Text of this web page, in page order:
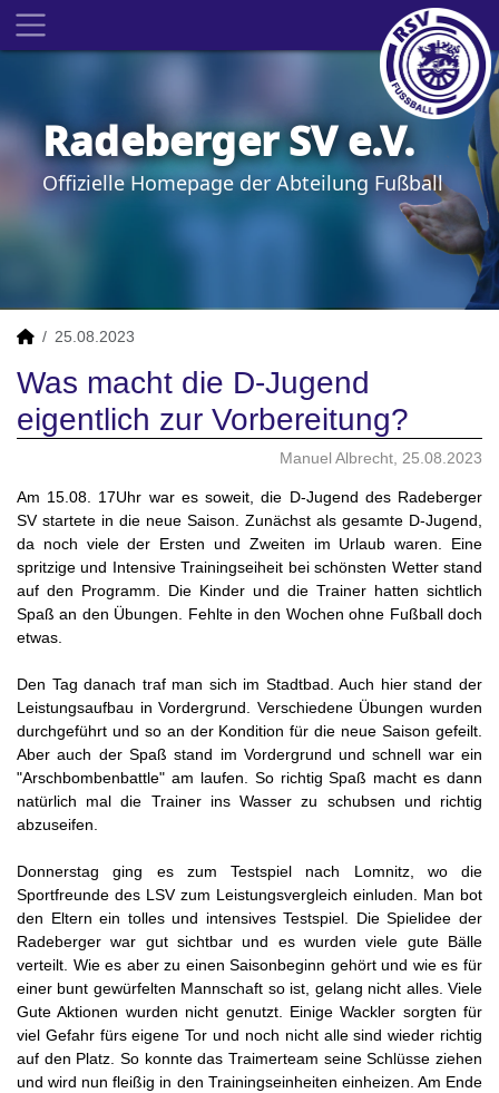
Radeberger SV e.V.
Offizielle Homepage der Abteilung Fußball
25.08.2023
Was macht die D-Jugend
eigentlich zur Vorbereitung?
Manuel Albrecht, 25.08.2023
Am 15.08. 17Uhr war es soweit, die D-Jugend des Radeberger
SV startete in die neue Saison. Zunächst als gesamte D-Jugend,
da noch viele der Ersten und Zweiten im Urlaub waren. Eine
spritzige und Intensive Trainingseiheit bei schönsten Wetter stand
auf den Programm. Die Kinder und die Trainer hatten sichtlich
Spaß an den Übungen. Fehlte in den Wochen ohne Fußball doch
etwas.
Den Tag danach traf man sich im Stadtbad. Auch hier stand der
Leistungsaufbau in Vordergrund. Verschiedene Übungen wurden
durchgeführt und so an der Kondition für die neue Saison gefeilt.
Aber auch der Spaß stand im Vordergrund und schnell war ein
"Arschbombenbattle" am laufen. So richtig Spaß macht es dann
natürlich mal die Trainer ins Wasser zu schubsen und richtig
abzuseifen.
Donnerstag ging es zum Testspiel nach Lomnitz, wo die
Sportfreunde des LSV zum Leistungsvergleich einluden. Man bot
den Eltern ein tolles und intensives Testspiel. Die Spielidee der
Radeberger war gut sichtbar und es wurden viele gute Bälle
verteilt. Wie es aber zu einen Saisonbeginn gehört und wie es für
einer bunt gewürfelten Mannschaft so ist, gelang nicht alles. Viele
Gute Aktionen wurden nicht genutzt. Einige Wackler sorgten für
viel Gefahr fürs eigene Tor und noch nicht alle sind wieder richtig
auf den Platz. So konnte das Traimerteam seine Schlüsse ziehen
und wird nun fleißig in den Trainingseinheiten einheizen. Am Ende